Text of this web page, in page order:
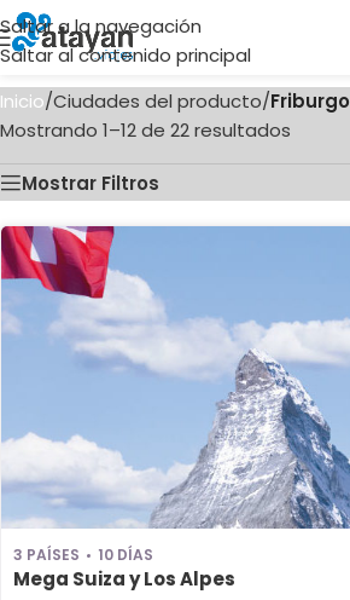
Saltar a la navegación
Saltar al contenido principal
Inicio/Ciudades del producto/Friburgo
Mostrando 1–12 de 22 resultados
Mostrar Filtros
3 PAÍSES 10 DÍAS
Mega Suiza y Los Alpes